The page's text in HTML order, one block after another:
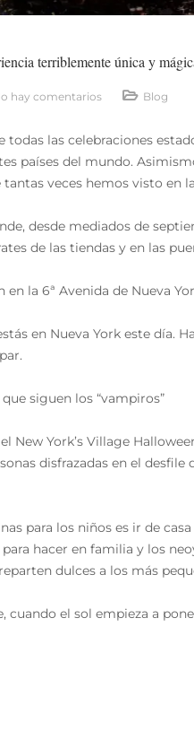
terriblemente única y
hay comentarios Blog
todas las celebraciones
países del mundo.
veces hemos visto en
desde mediados de
de las tiendas y en las
la 6ª Avenida de Nueva
en Nueva York este día.
siguen los “vampiros”
New York’s Village
disfrazadas en el desfile
para los niños es ir de
hacer en familia y los
dulces a los más
cuando el sol empieza a